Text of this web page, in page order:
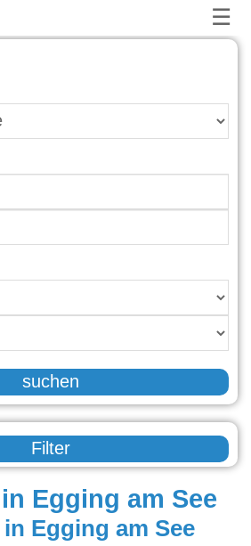
☰
suchen
Filter
Egging am See
Egging am See